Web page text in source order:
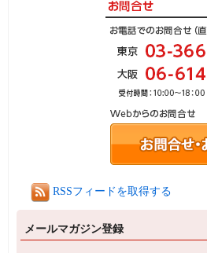
RSSフィードを取得する
メールマガジン登録